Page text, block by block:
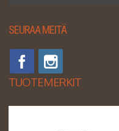
SEURAA MEITÄ
TUOTEMERKIT